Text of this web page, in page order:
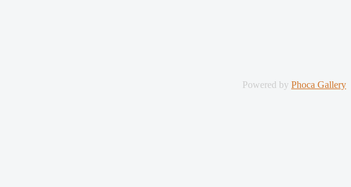
Powered by Phoca Gallery